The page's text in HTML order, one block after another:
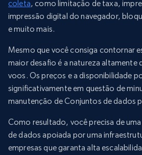
coleta, como limitação de taxa,
impressão digital do navegador,
e muito mais.
Mesmo que você consiga contornar
maior desafio é a natureza altamente
voos. Os preços e a disponibilidade
significativamente em questão de
manutenção de Conjuntos de dados
Como resultado, você precisa de
de dados apoiada por uma
empresas que garanta alta